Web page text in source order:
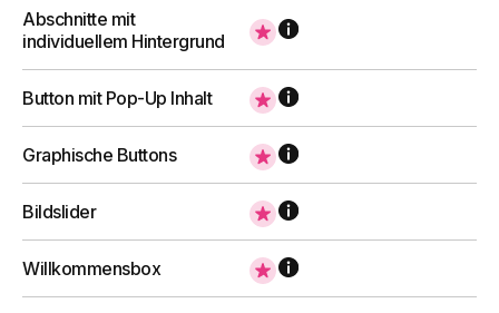
intranet.ai erweitert die Employee
Experience Suite: von
Unternehmenskommunikation und Schulung
bis hin zur Wissensdatenbank.
Intelligente Suche
Abschnitte mit
individuellem Hintergrund
Button mit Pop-Up Inhalt
Graphische Buttons
Bildslider
Willkommensbox